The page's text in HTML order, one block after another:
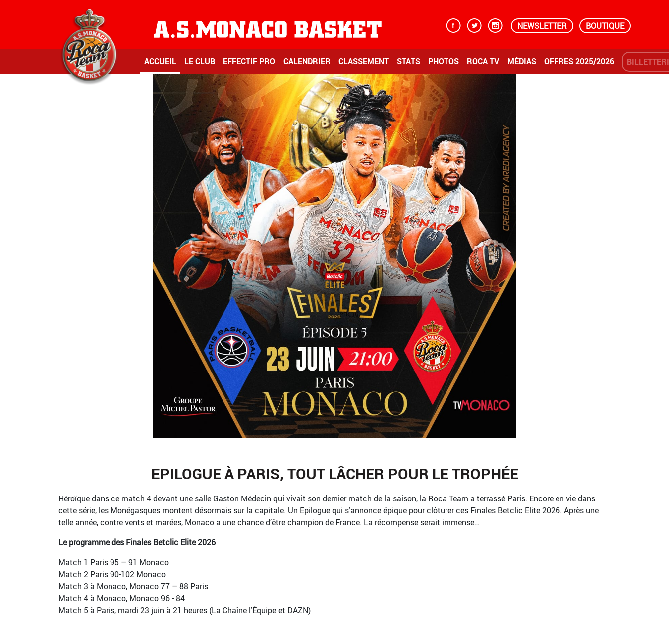
NEWSLETTER BOUTIQUE
ACCUEIL LE CLUB EFFECTIF PRO CALENDRIER CLASSEMENT STATS PHOTOS ROCA TV MÉDIAS OFFRES 2025/2026
EPILOGUE À PARIS, TOUT LÂCHER POUR LE TROPHÉE
Héroïque dans ce match 4 devant une salle Gaston Médecin qui vivait son dernier match de la saison, la Roca Team a terrassé Paris. Encore en vie dans
cette série, les Monégasques montent désormais sur la capitale. Un Epilogue qui s’annonce épique pour clôturer ces Finales Betclic Elite 2026. Après une
telle année, contre vents et marées, Monaco a une chance d’être champion de France. La récompense serait immense…
Le programme des Finales Betclic Elite 2026
Match 1 Paris 95 – 91 Monaco
Match 2 Paris 90-102 Monaco
Match 3 à Monaco, Monaco 77 – 88 Paris
Match 4 à Monaco, Monaco 96 - 84
Match 5 à Paris, mardi 23 juin à 21 heures (La Chaîne l'Équipe et DAZN)